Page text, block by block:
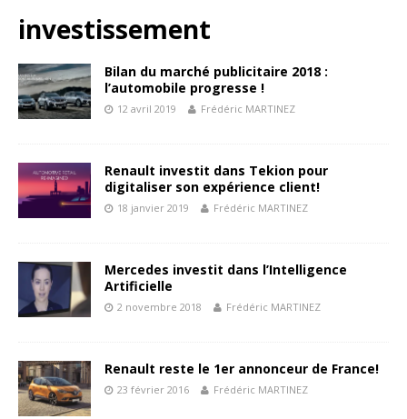
investissement
Bilan du marché publicitaire 2018 :
l’automobile progresse !
12 avril 2019 Frédéric MARTINEZ
Renault investit dans Tekion pour
digitaliser son expérience client!
18 janvier 2019 Frédéric MARTINEZ
Mercedes investit dans l’Intelligence
Artificielle
2 novembre 2018 Frédéric MARTINEZ
Renault reste le 1er annonceur de France!
23 février 2016 Frédéric MARTINEZ